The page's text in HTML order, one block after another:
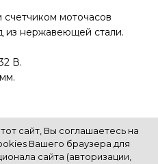
моточасов
из нержавеющей стали.
В.
сайт, Вы соглашаетесь на
Вашего браузера для
сайта (авторизации,